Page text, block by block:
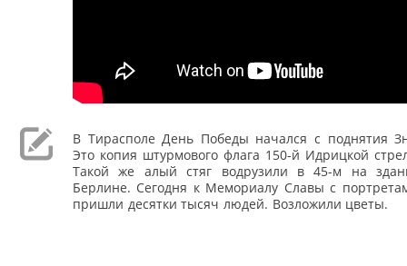
В Тирасполе День Победы начался с поднятия
Это копия штурмового флага 150-й Идрицкой
Такой же алый стяг водрузили в 45-м на
Берлине. Сегодня к Мемориалу Славы с
пришли десятки тысяч людей. Возложили цветы.